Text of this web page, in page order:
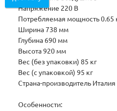
Напряжение 220 В
Потребляемая мощность 0.65
Ширина 738 мм
Глубина 690 мм
Высота 920 мм
Вес (без упаковки) 85 кг
Вес (с упаковкой) 95 кг
Страна-производитель Италия
Особенности: